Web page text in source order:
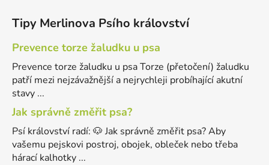
Tipy Merlinova Psího království
Prevence torze žaludku u psa
Prevence torze žaludku u psa Torze (přetočení) žaludku
patří mezi nejzávažnější a nejrychleji probíhající akutní
stavy ...
Jak správně změřit psa?
Psí království radí: 🐶 Jak správně změřit psa? Aby
vašemu pejskovi postroj, obojek, obleček nebo třeba
hárací kalhotky ...